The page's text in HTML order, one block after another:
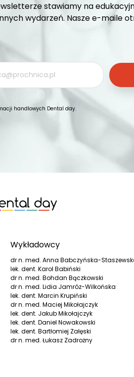
stawiamy na
wydarzeń. Nasze e-maile
handlowych Dental day.
Wykładowcy
dr n. med. Anna Babczyńska-
lek. dent. Karol Babiński
dr n. med. Bohdan Bączkowski
dr n. med. Lidia Jamróz-Wilkońska
lek. dent. Marcin Krupiński
dr n. med. Maciej Mikołajczyk
lek. dent. Jakub Mikołajczyk
lek. dent. Daniel Nowakowski
lek. dent. Bartłomiej Załęski
dr n. med. Łukasz Zadrożny